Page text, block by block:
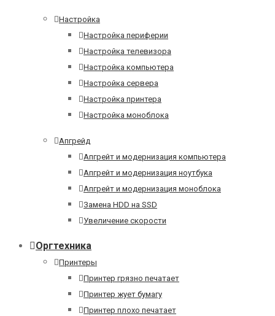
Настройка
Настройка периферии
Настройка телевизора
Настройка компьютера
Настройка сервера
Настройка принтера
Настройка моноблока
Апгрейд
Апгрейт и модернизация компьютера
Апгрейт и модернизация ноутбука
Апгрейт и модернизация моноблока
Замена HDD на SSD
Увеличение скорости
Оргтехника
Принтеры
Принтер грязно печатает
Принтер жует бумагу
Принтер плохо печатает